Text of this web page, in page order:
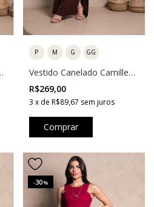
P M G GG
Vestido Canelado Camille
Marrom
R$269,00
3 x de R$89,67 sem juros
Comprar
-30%